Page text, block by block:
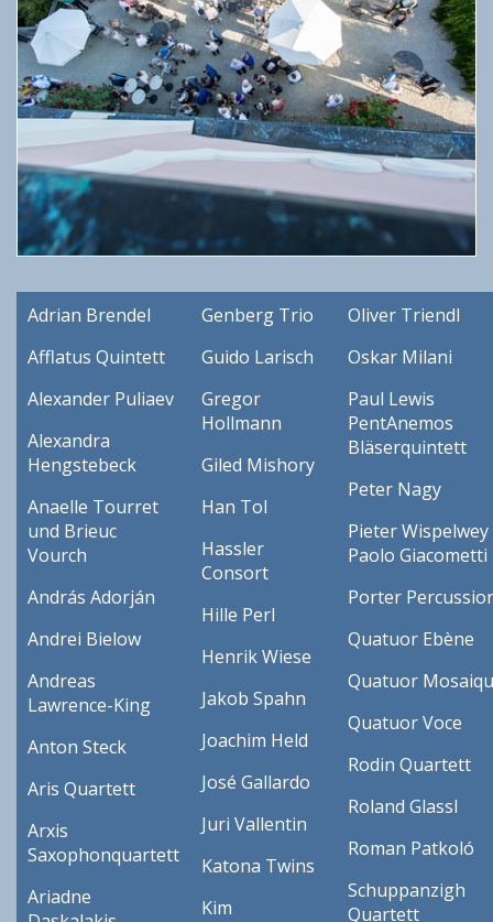
Adrian Brendel
Afflatus Quintett
Alexander Puliaev
Alexandra
Hengstebeck
Anaelle Tourret
und Brieuc
Vourch
András Adorján
Andrei Bielow
Andreas
Lawrence-King
Anton Steck
Aris Quartett
Arxis
Saxophonquartett
Ariadne
Genberg Trio
Guido Larisch
Gregor
Hollmann
Giled Mishory
Han Tol
Hassler
Consort
Hille Perl
Henrik Wiese
Jakob Spahn
Joachim Held
José Gallardo
Juri Vallentin
Katona Twins
Kim
Oliver Triendl
Oskar Milani
Paul Lewis
PentAnemos
Bläserquintett
Peter Nagy
Pieter Wispelwey
Paolo Giacometti
Porter
Quatuor Ebène
Quatuor
Quatuor Voce
Rodin Quartett
Roland Glassl
Roman Patkoló
Schuppanzigh
Quartett